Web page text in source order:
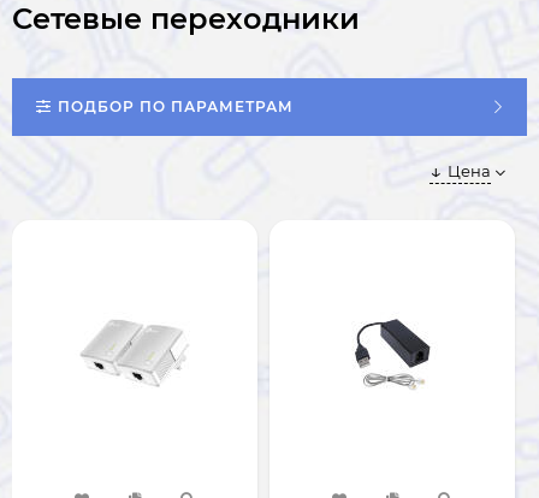
Сетевые переходники
ПОДБОР ПО ПАРАМЕТРАМ
Цена